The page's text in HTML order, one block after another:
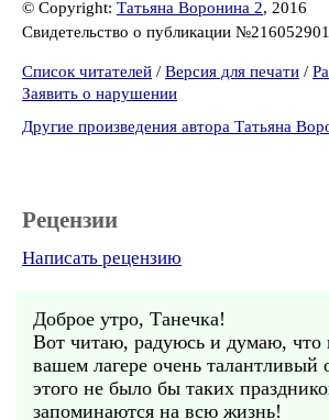
© Copyright: Татьяна Воронина 2, 2016
Свидетельство о публикации
Список читателей / Версия для печати /
Заявить о нарушении
Другие произведения автора Татьяна
Рецензии
Написать рецензию
Доброе утро, Танечка!
Вот читаю, радуюсь и думаю, что
вашем лагере очень талантливый
этого не было бы таких
запоминаются на всю жизнь!